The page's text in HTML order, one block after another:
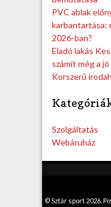
PVC ablak
karbantartása:
2026-ban?
Eladó lakás
számít még a
Korszerű
Szolgáltatás
Webáruház
© Sztár sport 2026.